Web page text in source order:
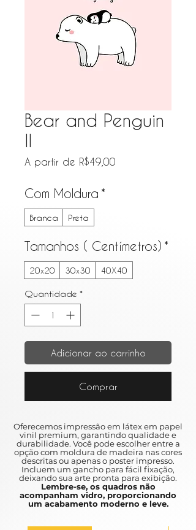
Bear and Penguin
II
A partir de R$49,00
Com Moldura *
Branca Preta
Tamanhos ( Centímetros) *
20x20 30x30 40X40
Quantidade *
Adicionar ao carrinho
Comprar
Oferecemos impressão em látex em papel
vinil premium, garantindo qualidade e
durabilidade. Você pode escolher entre a
opção com moldura de madeira nas cores
descritas ou apenas o poster impresso.
Incluem um gancho para fácil fixação,
deixando sua arte pronta para exibição.
Lembre-se, os quadros não
acompanham vidro, proporcionando
um acabamento moderno e leve.